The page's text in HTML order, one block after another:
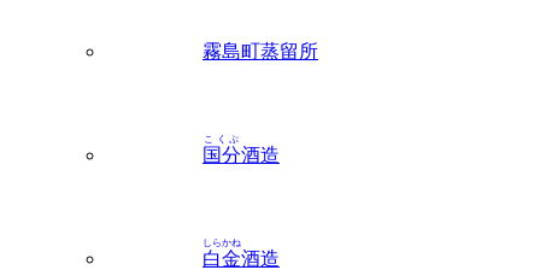
霧島町蒸留所
国分
こくぶ
酒造
白金
しらかね
酒造